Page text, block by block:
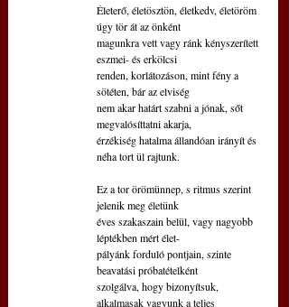
Életerő, életösztön, életkedv, életöröm
úgy tör át az önként
magunkra vett vagy ránk kényszerített
eszmei- és erkölcsi
renden, korlátozáson, mint fény a
sötéten, bár az elviség
nem akar határt szabni a jónak, sőt
megvalósíttatni akarja,
érzékiség hatalma állandóan irányít és
néha tort ül rajtunk.
Ez a tor örömünnep, s ritmus szerint
jelenik meg életünk
éves szakaszain belül, vagy nagyobb
léptékben mért élet-
pályánk forduló pontjain, szinte
beavatási próbatételként
szolgálva, hogy bizonyítsuk,
alkalmasak vagyunk a teljes